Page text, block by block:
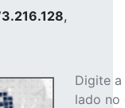
,
Digite
lado no